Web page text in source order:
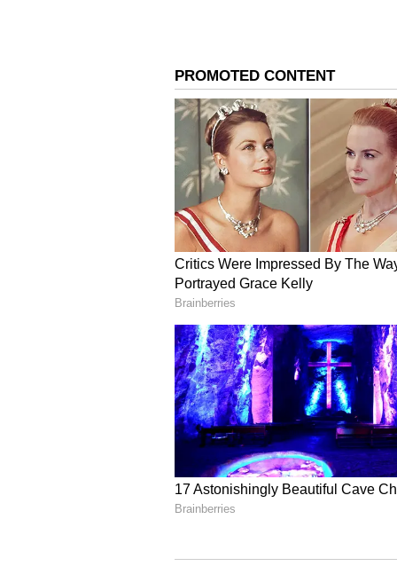
`ಕುಣಿಯೋಣ ಬಾರ' ಡ್ಯಾನ್ಸ್ ರಿಯಾಲಿಟಿ
ಇನ್ನು ಮೇಘನಾ ಶಂಕರಪ್ಪ ಅವರ
ನಟಿಸಿದ್ದು 'ನಮ್ಮನೆ ಯುವರಾಣಿ'
'ನಮ್ಮನೆ ಯುವರಾಣಿ' ಧಾರಾವಾಹಿಯಲ್ಲಿ
ಧಾರಾವಾಹಿಯ ನಂತರ. ಮುಂದೆ 'ಕೃಷ್ಣ
ಧಾರಾವಾಹಿಗಳಲ್ಲಿ ನಟಿಸಿ ಸೈ
ವೀಕ್ಷಕರಿಗೆ ಖುಷಿ ತಂದಿದೆ. ಪಾಸಿಟಿವ್
ಜೀವ ತುಂಬುವ ಮೇಘನಾ ಎರಡು ಶೇಡ್
ಅಂಗಳದಲ್ಲಿ ಭಿನ್ನ ಪಾತ್ರಗಳ ಮೂಲಕ
ಸೀತಾರಾಮ ಸಿರಿಯಲ್‌ ರಾತ್ರಿ ಶೂಟಿಂಗ್‌